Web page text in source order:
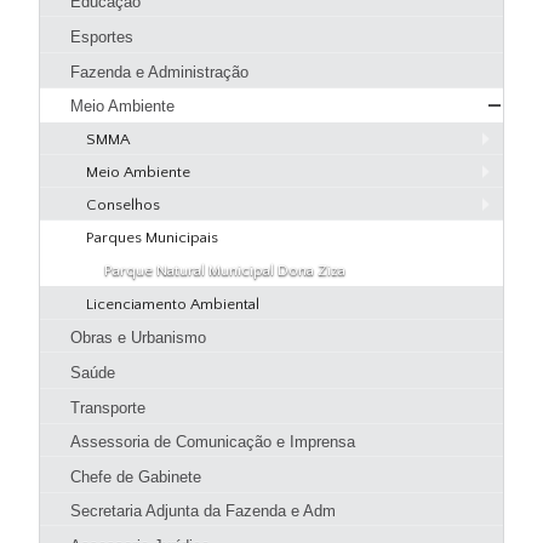
Guia Prático
Hotéis e Pousadas
Pastelarias
Padarias
Esportes
Fazenda e Administração
Meio Ambiente
SMMA
Página Inicial SMMA
Apresentação
Objetivo Estratégico
Atribuições
Quem é Quem
Licenciamento Ambiental
Meio Ambiente
Serviços SMMA
Educação Ambiental
Denúncias
Uso de produtos e subprodutos florestais
Download
Fiscalização
Legislação
Galeria de Imagens
Conselhos
Codema
Parques Municipais
Parque Natural Municipal Dona Ziza
Licenciamento Ambiental
Obras e Urbanismo
Saúde
Transporte
Assessoria de Comunicação e Imprensa
Chefe de Gabinete
Secretaria Adjunta da Fazenda e Adm